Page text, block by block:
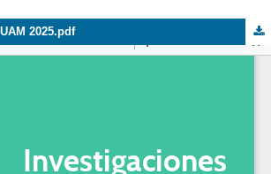
2025.pdf